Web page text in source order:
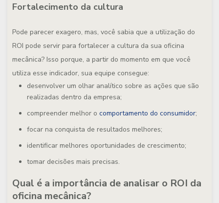
Fortalecimento da cultura
Pode parecer exagero, mas, você sabia que a utilização do
ROI pode servir para fortalecer a cultura da sua oficina
mecânica? Isso porque, a partir do momento em que você
utiliza esse indicador, sua equipe consegue:
desenvolver um olhar analítico sobre as ações que são
realizadas dentro da empresa;
compreender melhor o comportamento do consumidor;
focar na conquista de resultados melhores;
identificar melhores oportunidades de crescimento;
tomar decisões mais precisas.
Qual é a importância de analisar o ROI da
oficina mecânica?